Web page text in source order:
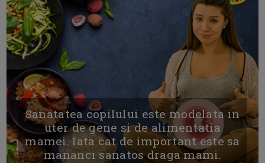
Sanatatea copilului este modelata in
uter de gene si de alimentatia
mamei. Iata cat de important este sa
mananci sanatos draga mami.